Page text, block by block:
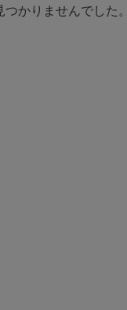
かりませんでした。